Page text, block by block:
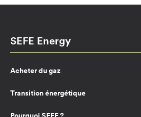
SEFE Energy
Acheter du gaz
Transition énergétique